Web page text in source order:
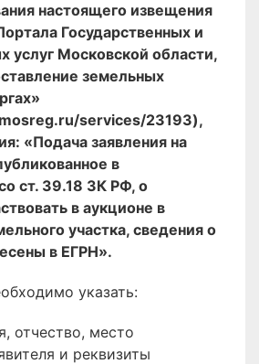
настоящего извещения
Государственных и
услуг Московской области,
земельных
services/23193),
«Подача заявления на
в
ст. 39.18 ЗК РФ, о
в аукционе в
участка, сведения о
в ЕГРН».
указать:
отчество, место
и реквизиты